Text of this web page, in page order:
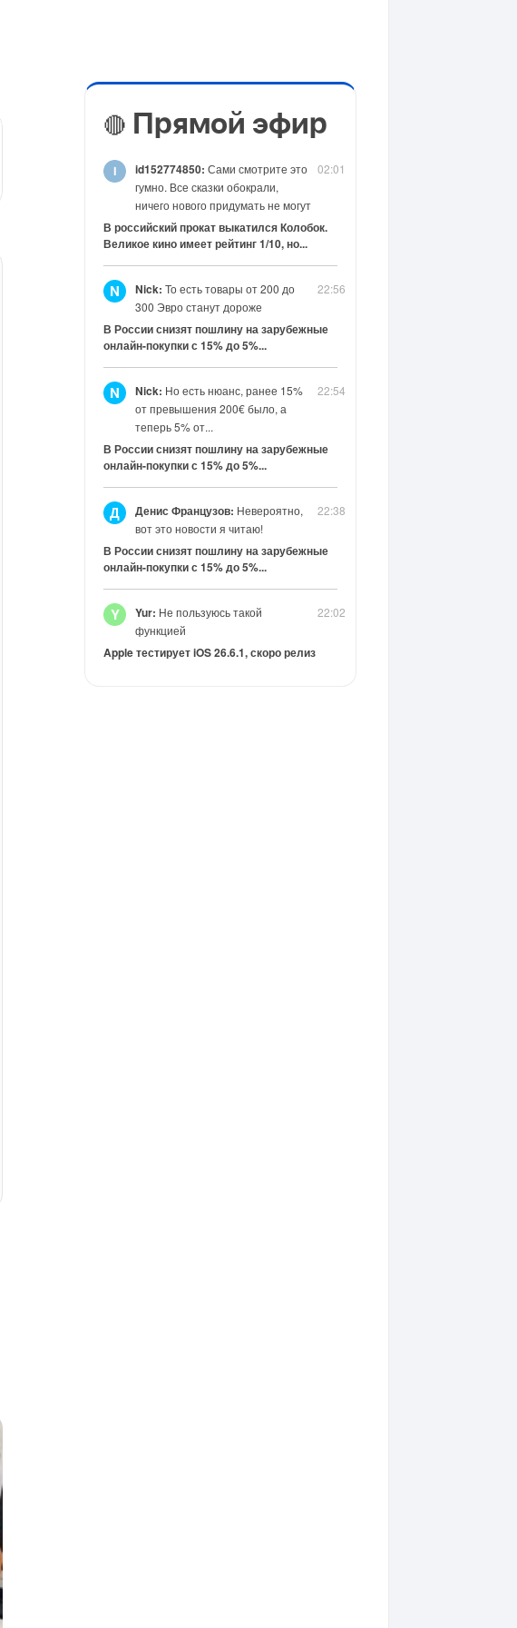
🔴 Прямой эфир
02:01
id152774850: Сами смотрите это
гумно. Все сказки обокрали,
ничего нового придумать не могут
В российский прокат выкатился Колобок.
Великое кино имеет рейтинг 1/10, но...
22:56
N Nick: То есть товары от 200 до
300 Эвро станут дороже
В России снизят пошлину на зарубежные
онлайн-покупки с 15% до 5%...
22:54
N Nick: Но есть нюанс, ранее 15%
от превышения 200€ было, а
теперь 5% от...
В России снизят пошлину на зарубежные
онлайн-покупки с 15% до 5%...
22:38
Д Денис Французов: Невероятно,
вот это новости я читаю!
В России снизят пошлину на зарубежные
онлайн-покупки с 15% до 5%...
22:02
Y Yur: Не пользуюсь такой
функцией
Apple тестирует iOS 26.6.1, скоро релиз